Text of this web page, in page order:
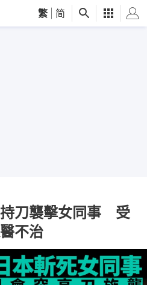
繁 简
刀襲擊女同事 受
不治